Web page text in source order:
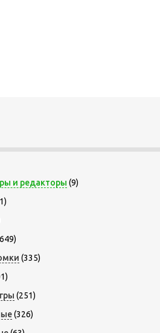
и редакторы (9)
(335)
(251)
(326)